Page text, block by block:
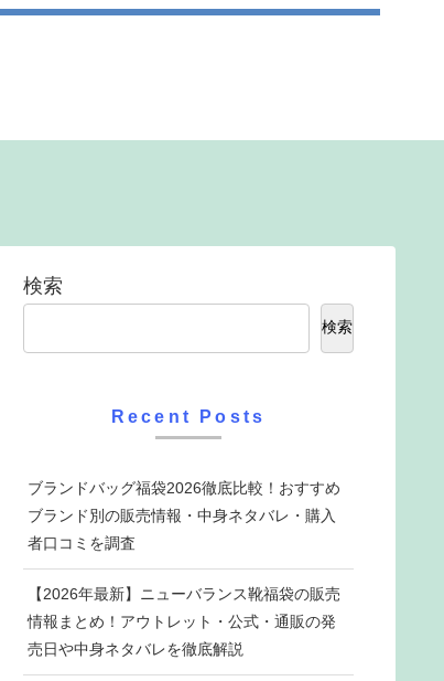
検索
検索
Recent Posts
ブランドバッグ福袋2026徹底比較！おすすめ
ブランド別の販売情報・中身ネタバレ・購入
者口コミを調査
【2026年最新】ニューバランス靴福袋の販売
情報まとめ！アウトレット・公式・通販の発
売日や中身ネタバレを徹底解説